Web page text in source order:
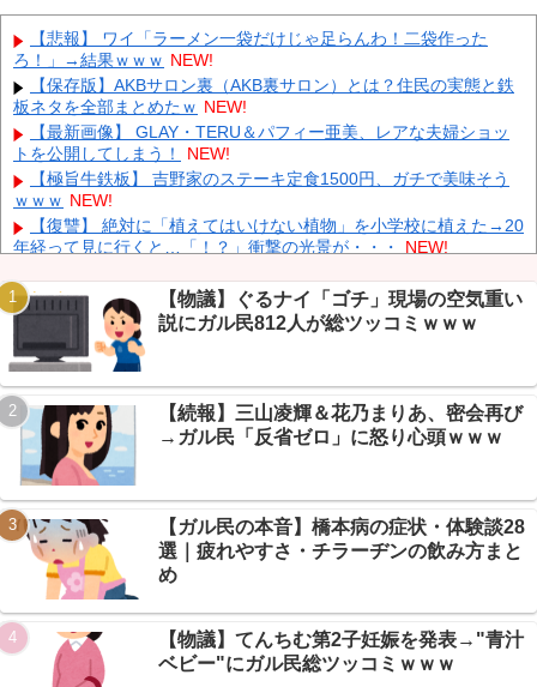
英BBC：アストンマーチン内部の分析ではホンダPUはメルセデス
からラップ1.5秒遅れらしい NEW!
【韓国株】 7月のKOSPI 28.9％下落…通貨危機を超える過去最大
の下げ幅 NEW!
【画像】 松屋、食器の仕分けまでセルフに
中国、止められないEV製造 売れず在庫山積み「売れたこと」に
して補助金を騙し取る事案を思いつきが横行
中国「台風接近！」台風13号「三峡直撃予測」中国「上流大洪
水！（三峡上流」中国都市「8/5の映像（動画」三峡ダム「緊急放流
（決壊危機」中国「下流大水害（震え声」→
NEW!
中国とロシア海軍艦艇4隻が日本列島を一周…防衛省が全航路を
Powered by livedoor 相互RSS
【悲報】 ワイ「ラーメン一袋だけじゃ足らんわ！二袋作った
ろ！」→結果ｗｗｗ NEW!
【保存版】AKBサロン裏（AKB裏サロン）とは？住民の実態と鉄
板ネタを全部まとめたｗ NEW!
【最新画像】 GLAY・TERU＆パフィー亜美、レアな夫婦ショッ
トを公開してしまう！
NEW!
【極旨牛鉄板】 吉野家のステーキ定食1500円、ガチで美味そう
ｗｗｗ NEW!
【復讐】 絶対に「植えてはいけない植物」を小学校に植えた→20
年経って見に行くと…「！？」衝撃の光景が・・・
NEW!
に芸スポ+民「おめでとうと言いたい」ｗｗｗ NEW!
【朗報】DAZN加入者まさかの5倍増、W杯視聴6700万人に芸ス
ポ+民「退会数は？」ｗｗｗ
同僚の美人に土下座して必死に頼んだらこうなるｗｗｗ
【悲報】PC自作勢「マザボ交換しただけ」でWindows消滅→スレ
民「500円Windowsでいい？」で煽られるｗｗｗ
NEW!
【悲報】いい大人が電子レンジの仕組みわかってない件→「ある
あるｗｗｗ」共感の連鎖で大カオスｗｗｗ
Powered by livedoor 相互RSS
【物議】ぐるナイ「ゴチ」現場の空気重い
説にガル民812人が総ツッコミｗｗｗ
【続報】三山凌輝＆花乃まりあ、密会再び
→ガル民「反省ゼロ」に怒り心頭ｗｗｗ
【ガル民の本音】橋本病の症状・体験談28
選｜疲れやすさ・チラーヂンの飲み方まと
め
【物議】てんちむ第2子妊娠を発表→"青汁
ベビー"にガル民総ツッコミｗｗｗ